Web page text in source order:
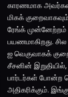
காரணமாக
மிகக்
ரேங்க்
பயணமாகிறது.
ஐ வெகுவாகக்
சீசனின்
பார்டர்கள் போன்ற
அதிகரிக்கும்.